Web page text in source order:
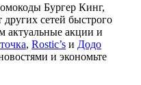
Бургер Кинг,
других сетей быстрого
актуальные акции и
, Rostic’s и Додо
и экономьте